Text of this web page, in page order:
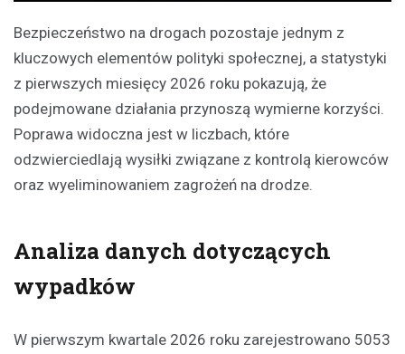
Bezpieczeństwo na drogach pozostaje jednym z
kluczowych elementów polityki społecznej, a statystyki
z pierwszych miesięcy 2026 roku pokazują, że
podejmowane działania przynoszą wymierne korzyści.
Poprawa widoczna jest w liczbach, które
odzwierciedlają wysiłki związane z kontrolą kierowców
oraz wyeliminowaniem zagrożeń na drodze.
Analiza danych dotyczących
wypadków
W pierwszym kwartale 2026 roku zarejestrowano 5053